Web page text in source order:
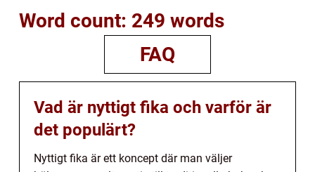
Word count: 249 words
FAQ
Vad är nyttigt fika och varför är
det populärt?
Nyttigt fika är ett koncept där man väljer